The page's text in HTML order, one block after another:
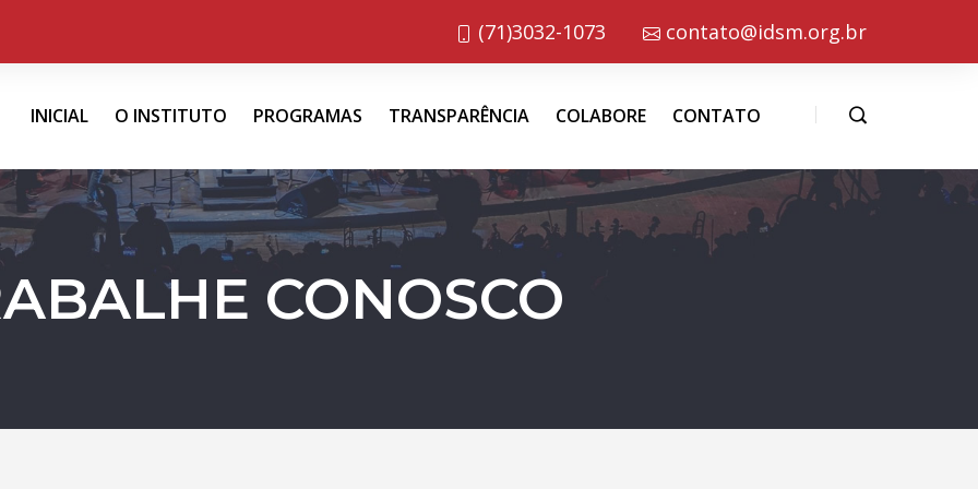
(71)3032-1073 contato@idsm.org.br
INICIAL O INSTITUTO PROGRAMAS TRANSPARÊNCIA COLABORE CONTATO
CONOSCO